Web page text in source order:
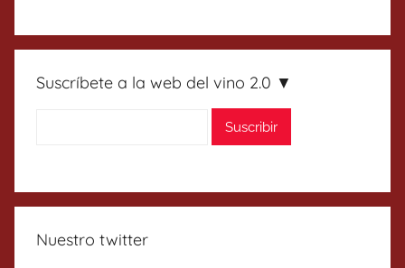
Suscríbete a la web del vino 2.0 ▼
Nuestro twitter